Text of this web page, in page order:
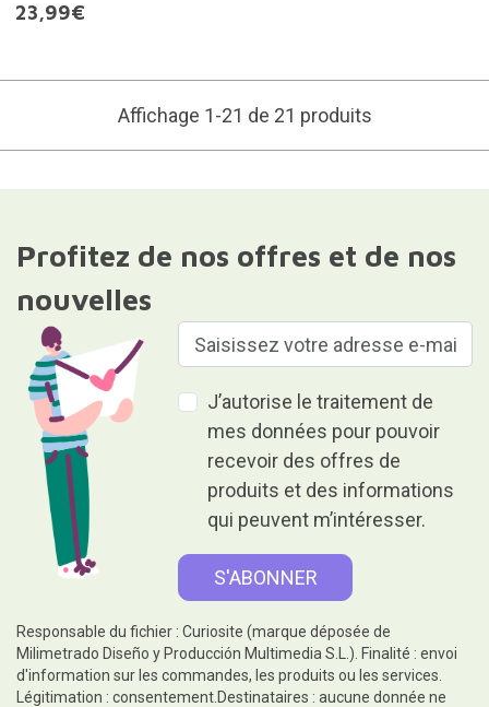
23,99€
Affichage 1-21 de 21 produits
Profitez de nos offres et de nos
nouvelles
J’autorise le traitement de
mes données pour pouvoir
recevoir des offres de
produits et des informations
qui peuvent m’intéresser.
Responsable du fichier : Curiosite (marque déposée de
Milimetrado Diseño y Producción Multimedia S.L.). Finalité : envoi
d'information sur les commandes, les produits ou les services.
Légitimation : consentement.Destinataires : aucune donnée ne